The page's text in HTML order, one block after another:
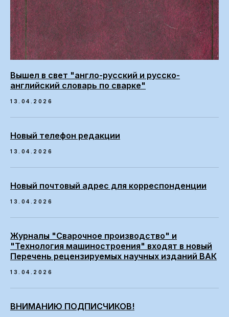
Вышел в свет "англо-русский и русско-
английский словарь по сварке"
13.04.2026
Новый телефон редакции
13.04.2026
Новый почтовый адрес для корреспонденции
13.04.2026
Журналы "Сварочное производство" и
"Технология машиностроения" входят в новый
Перечень рецензируемых научных изданий ВАК
13.04.2026
ВНИМАНИЮ ПОДПИСЧИКОВ!